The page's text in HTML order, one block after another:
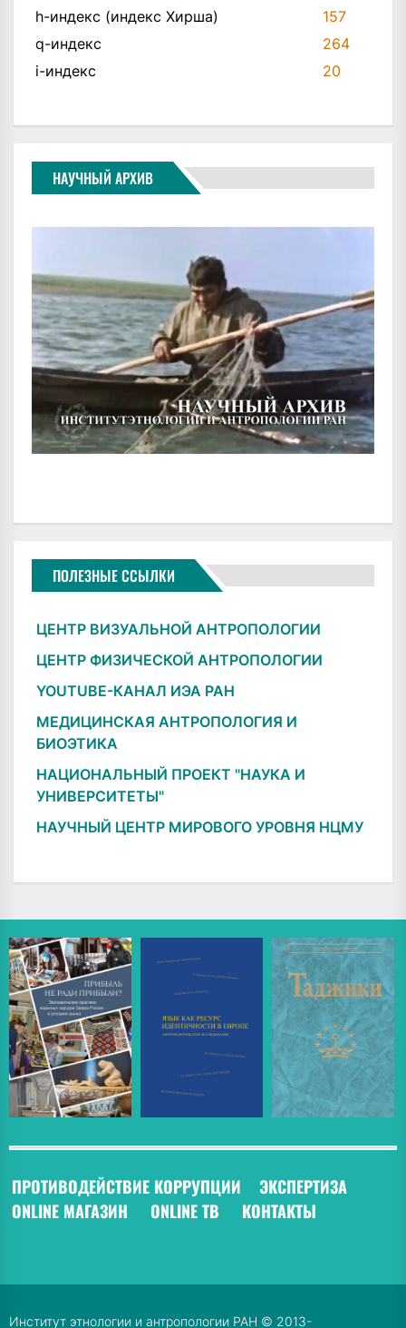
h-индекс (индекс Хирша)
157
q-индекс
264
i-индекс
20
НАУЧНЫЙ АРХИВ
ПОЛЕЗНЫЕ ССЫЛКИ
ЦЕНТР ВИЗУАЛЬНОЙ АНТРОПОЛОГИИ
ЦЕНТР ФИЗИЧЕСКОЙ АНТРОПОЛОГИИ
YOUTUBE-КАНАЛ ИЭА РАН
МЕДИЦИНСКАЯ АНТРОПОЛОГИЯ И
БИОЭТИКА
НАЦИОНАЛЬНЫЙ ПРОЕКТ "НАУКА И
УНИВЕРСИТЕТЫ"
НАУЧНЫЙ ЦЕНТР МИРОВОГО УРОВНЯ НЦМУ
ПРОТИВОДЕЙСТВИЕ КОРРУПЦИИ ЭКСПЕРТИЗА
ONLINE МАГАЗИН
ONLINE ТВ КОНТАКТЫ
Институт этнологии и антропологии РАН © 2013-